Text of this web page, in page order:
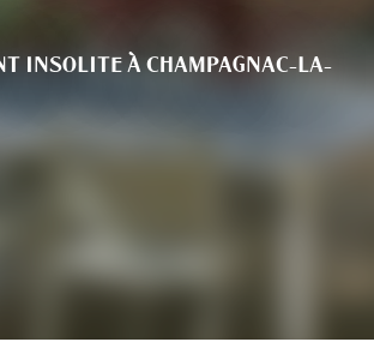
INSOLITE À CHAMPAGNAC-LA-